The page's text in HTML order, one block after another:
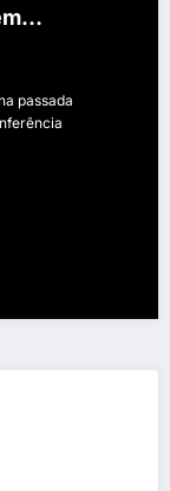
passada